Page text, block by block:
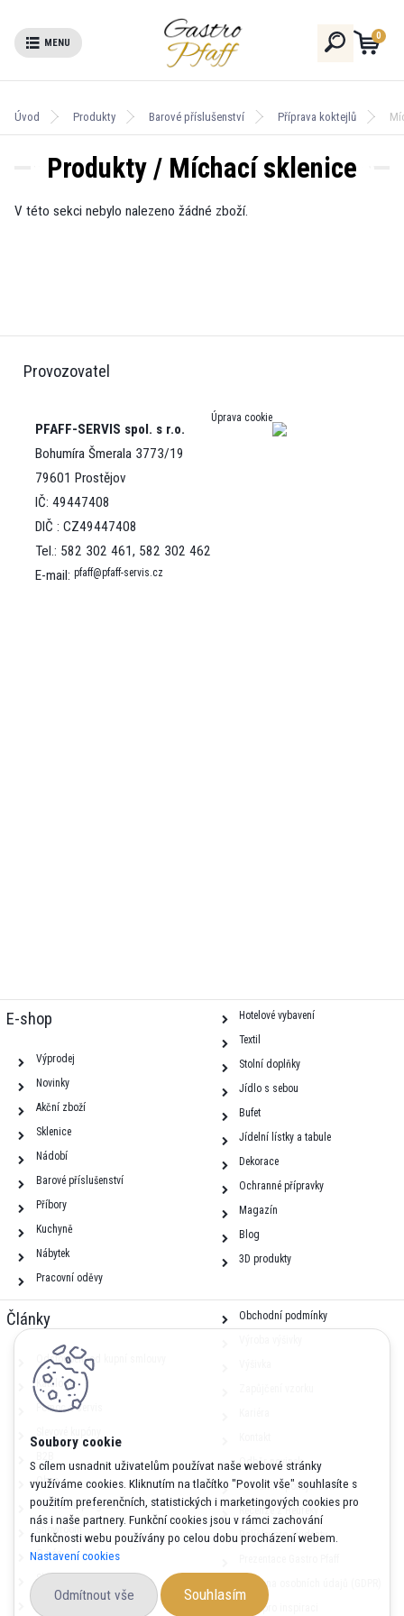
S cílem usnadnit uživatelům používat naše webové stránky
využíváme cookies. Kliknutím na tlačítko "Povolit vše" souhlasíte s
použitím preferenčních, statistických i marketingových cookies pro
nás i naše partnery. Funkční cookies jsou v rámci zachování
funkčnosti webu používány po celou dobu procházení webem.
Nastavení cookies
Odmítnout vše Souhlasím
0
Úvod Produkty Barové příslušenství Příprava koktejlů
Produkty / Míchací sklenice
V této sekci nebylo nalezeno žádné zboží.
Provozovatel
PFAFF-SERVIS spol. s r.o.
Bohumíra Šmerala 3773/19
79601 Prostějov
IČ: 49447408
DIČ : CZ49447408
Tel.: 582 302 461, 582 302 462
E-mail: pfaff@pfaff-servis.cz
Úprava cookie
E-shop
Výprodej
Novinky
Akční zboží
Sklenice
Nádobí
Barové příslušenství
Příbory
Kuchyně
Nábytek
Pracovní oděvy
Hotelové vybavení
Textil
Stolní doplňky
Jídlo s sebou
Bufet
Jídelní lístky a tabule
Dekorace
Ochranné přípravky
Magazín
Blog
3D produkty
Články
Odstoupení od kupní smlouvy
Katalogy
Pomoc a servis
Obce
Věrnostní program
Showroom
O nás
Služby
Nápověda
Obchodní podmínky
Odběr novinek
Dotazník spokojenosti
Recenze z Heureky
Balíčky pro studenty
Ochrana osobních údajů (GDPR)
Blog pro inspiraci